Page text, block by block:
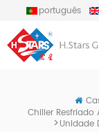
português
Chiller
>Unidade